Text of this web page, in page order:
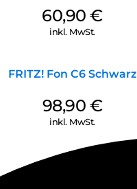
60,90€
inkl. MwSt.
FRITZ! Fon C6 Schwarz
98,90 €
inkl. MwSt.